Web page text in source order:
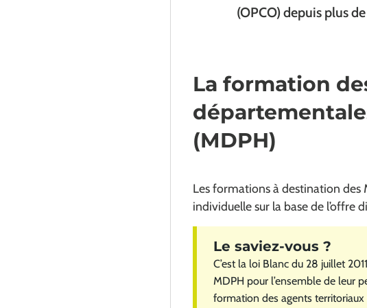
(OPCO) depuis plus
La formation
(MDPH)
Les formations à destination des
individuelle sur la base de l’offre
C’est la loi Blanc du 28 juillet
MDPH pour l’ensemble de leur
formation des agents